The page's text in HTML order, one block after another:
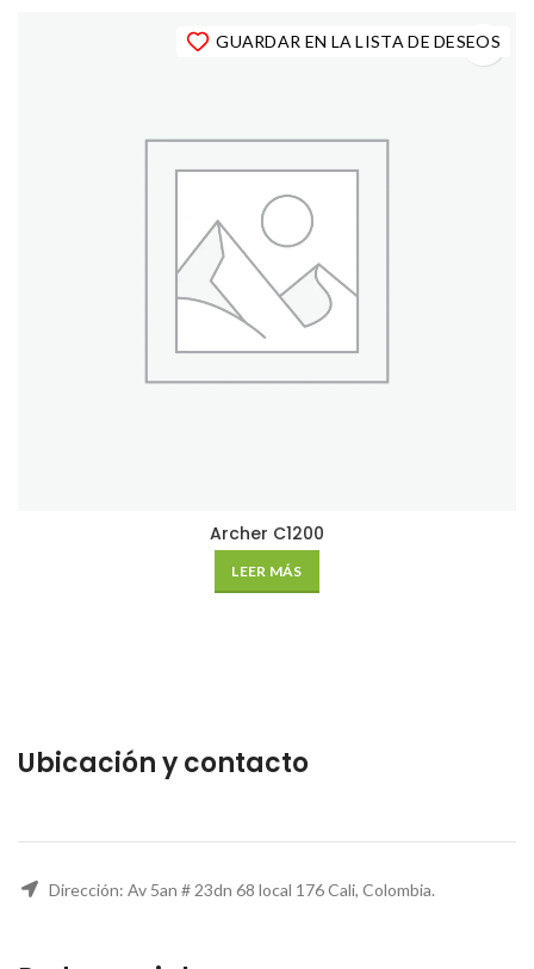
GUARDAR EN LA LISTA DE DESEOS
Archer C1200
LEER MÁS
Ubicación y contacto
Dirección: Av 5an # 23dn 68 local 176 Cali, Colombia.